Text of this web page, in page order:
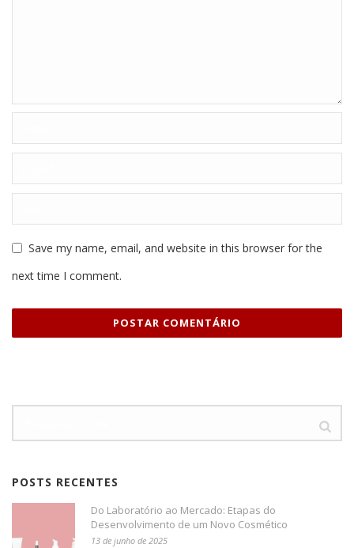
Save my name, email, and website in this browser for the
next time I comment.
POSTS RECENTES
Do Laboratório ao Mercado: Etapas do
Desenvolvimento de um Novo Cosmético
13 de junho de 2025